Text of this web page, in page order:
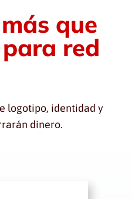
que
red
logotipo, identidad y
dinero.